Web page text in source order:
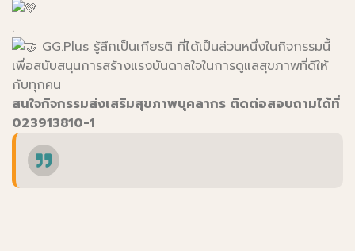
.
GG.Plus รู้สึกเป็นเกียรติ ที่ได้เป็นส่วนหนึ่งในกิจกรรมนี้
เพื่อสนับสนุนการสร้างแรงบันดาลใจในการดูแลสุขภาพที่ดีให้
กับทุกคน
สนใจกิจกรรมส่งเสริมสุขภาพบุคลากร ติดต่อสอบถามได้ที่
023913810-1